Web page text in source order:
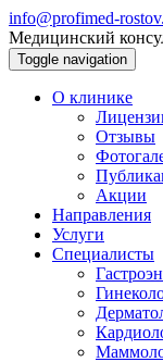
info@profimed-
Медицинский
Toggle navigation
О клинике
Отзывы
Акции
Направления
Услуги
Специалисты